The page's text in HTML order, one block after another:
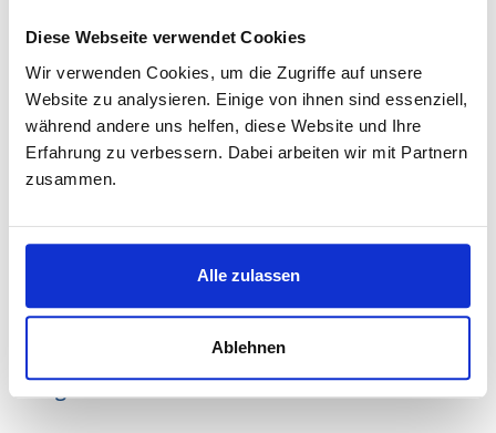
Diese Webseite verwendet Cookies
Wir verwenden Cookies, um die Zugriffe auf unsere
Website zu analysieren. Einige von ihnen sind essenziell,
während andere uns helfen, diese Website und Ihre
Erfahrung zu verbessern. Dabei arbeiten wir mit Partnern
zusammen.
Alle zulassen
Ablehnen
Zuordnung der Textbestandteile zu den ihnen
entsprechenden Kategorien möglich ist.
Um dies zu erleichtern, werden sog. „Ankerbeispiele“
(d.h. Zitate) aus dem Textmaterial ausgesucht. Diese
Beispiele sollen in prägnanter Weise verdeutlichen,
welche thematisch abgrenzbaren Textinhalte einer
Voraussetzung zur Entwicklung eines „guten“
Kategoriensystems ist die sog. Trennschärfe.
Kategorien